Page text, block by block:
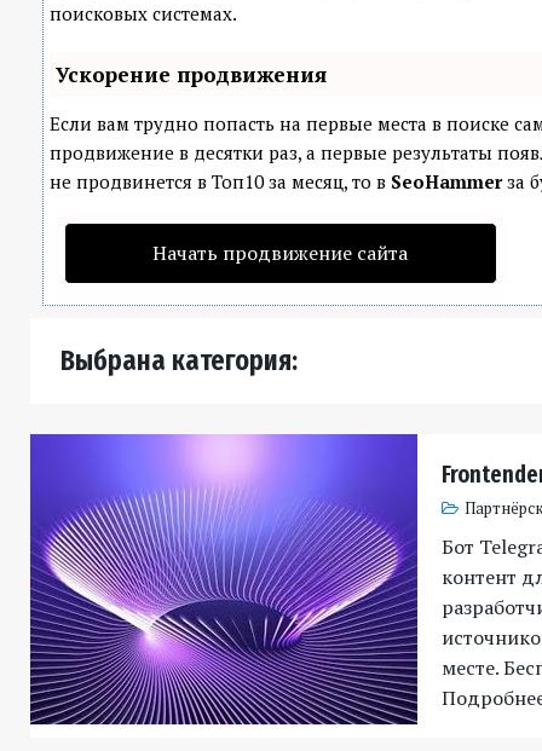
поисковых системах.
Ускорение продвижения
Если вам трудно попасть на первые места в поиске
продвижение в десятки раз, а первые результаты
не продвинется в Топ10 за месяц, то в SeoHammerза
Начать продвижение сайта
Выбрана категория:
Бот
контент
месте.